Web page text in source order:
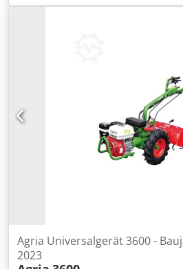
erhaltener GEDA-Bauaufzug aus
Zahnstangen-Bauaufzug GEDA
Hubgeschwindigkeit 12/30 m/min –
1500 Z/ZP – Kabeltopf mit
Fangvorrichtung Dkedpfx
Zahnstangen auf Anfrage – Mast-
Anfrage – Etageneinrichtungen auf
Zubehör siehe Fotos 9-11 –
Zustand, wenig benutzt – Verkauf
Süddeutschland – Besichtigung
Agria Universalgerät 3600 -
2023